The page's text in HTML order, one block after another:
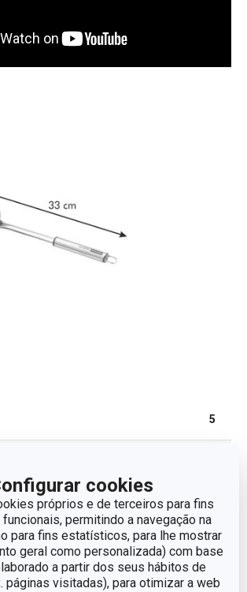
cookies
próprios e de terceiros para fins
permitindo a navegação na
para fins estatísticos, para lhe mostrar
geral como personalizada) com base
a partir dos seus hábitos de
páginas visitadas), para otimizar a web
5
(CM) 33